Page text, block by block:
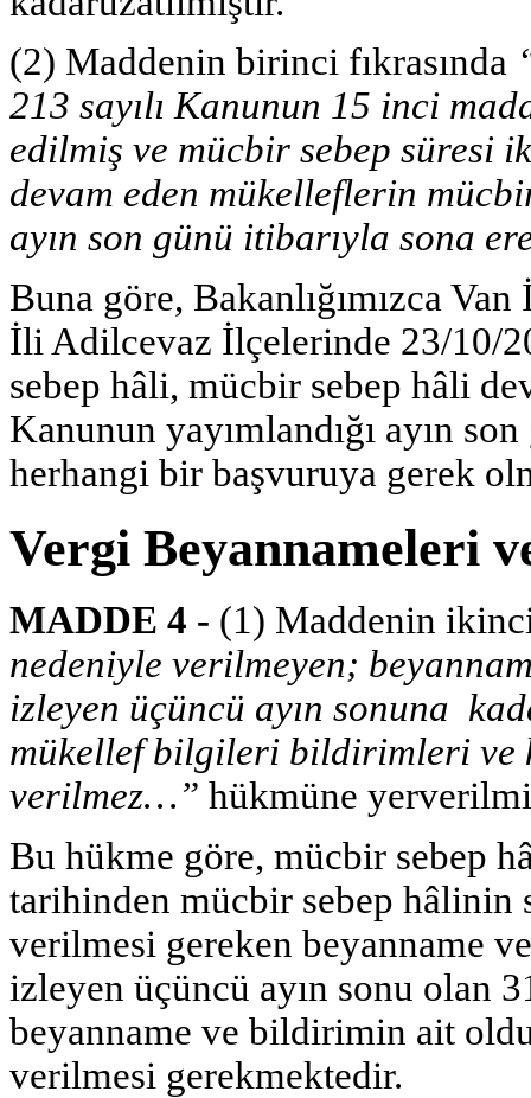
(2) Maddenin birinci fıkrasında
213 sayılı Kanunun 15 inci
edilmiş ve mücbir sebep süresi
devam eden mükelleflerin
ayın son günü itibarıyla sona
Buna göre, Bakanlığımızca
İli Adilcevaz İlçelerinde 23/10/
sebep hâli, mücbir sebep hâli
Kanunun yayımlandığı ayın
herhangi bir başvuruya gerek
Vergi Beyannameleri
MADDE 4 - (1) Maddenin
nedeniyle verilmeyen;
izleyen üçüncü ayın sonuna
mükellef bilgileri bildirimleri ve
verilmez…” hükmüne
Bu hükme göre, mücbir sebep
tarihinden mücbir sebep hâlinin
verilmesi gereken beyanname
izleyen üçüncü ayın sonu olan
beyanname ve bildirimin ait
verilmesi gerekmektedir.